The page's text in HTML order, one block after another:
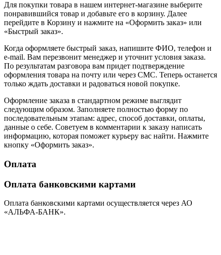
Для покупки товара в нашем интернет-магазине выберите
понравившийся товар и добавьте его в корзину. Далее
перейдите в Корзину и нажмите на «Оформить заказ» или
«Быстрый заказ».
Когда оформляете быстрый заказ, напишите ФИО, телефон и
e-mail. Вам перезвонит менеджер и уточнит условия заказа.
По результатам разговора вам придет подтверждение
оформления товара на почту или через СМС. Теперь останется
только ждать доставки и радоваться новой покупке.
Оформление заказа в стандартном режиме выглядит
следующим образом. Заполняете полностью форму по
последовательным этапам: адрес, способ доставки, оплаты,
данные о себе. Советуем в комментарии к заказу написать
информацию, которая поможет курьеру вас найти. Нажмите
кнопку «Оформить заказ».
Оплата
Оплата банковскими картами
Оплата банковскими картами осуществляется через АО
«АЛЬФА-БАНК».